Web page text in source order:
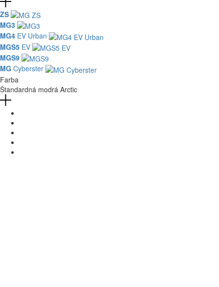
ZS
MG3
MG4 EV Urban
MGS5 EV
MGS9
MG Cyberster
Farba
Štandardná modrá Arctic